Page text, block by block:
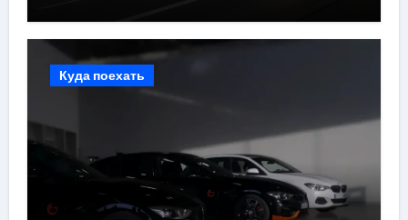
Куда поехать